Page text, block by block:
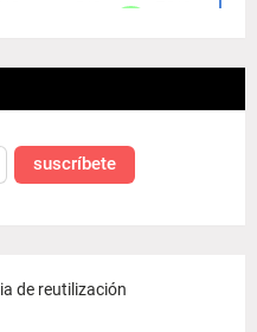
suscríbete
de reutilización